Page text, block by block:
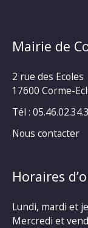
Mairie de
2 rue des Ecoles
17600 Corme-
Tél :
Nous contacter
Horaires
Lundi, mardi et
Mercredi et